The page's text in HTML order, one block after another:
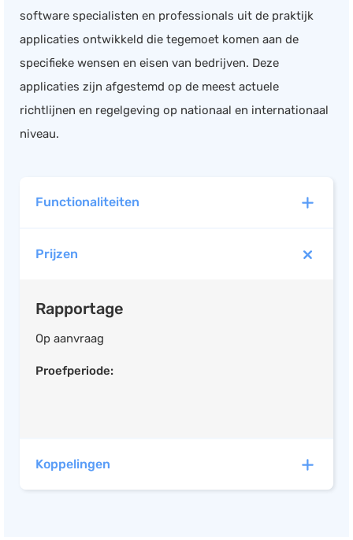
software specialisten en professionals uit de praktijk
applicaties ontwikkeld die tegemoet komen aan de
specifieke wensen en eisen van bedrijven. Deze
applicaties zijn afgestemd op de meest actuele
richtlijnen en regelgeving op nationaal en internationaal
niveau.
Functionaliteiten
Prijzen
Rapportage
Op aanvraag
Proefperiode:
Koppelingen